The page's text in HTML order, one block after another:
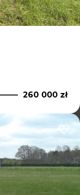
260 000 zł